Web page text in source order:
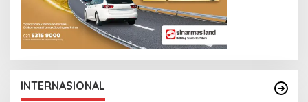
INTERNASIONAL